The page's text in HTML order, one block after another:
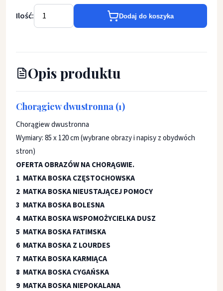
Ilość: Dodaj do koszyka
Opis produktu
Chorągiew dwustronna (1)
Chorągiew dwustronna
Wymiary: 85 x 120 cm (wybrane obrazy i napisy z obydwóch
stron)
OFERTA OBRAZÓW NA CHORĄGWIE.
1 MATKA BOSKA CZĘSTOCHOWSKA
2 MATKA BOSKA NIEUSTAJĄCEJ POMOCY
3 MATKA BOSKA BOLESNA
4 MATKA BOSKA WSPOMOŻYCIELKA DUSZ
5 MATKA BOSKA FATIMSKA
6 MATKA BOSKA Z LOURDES
7 MATKA BOSKA KARMIĄCA
8 MATKA BOSKA CYGAŃSKA
9 MATKA BOSKA NIEPOKALANA